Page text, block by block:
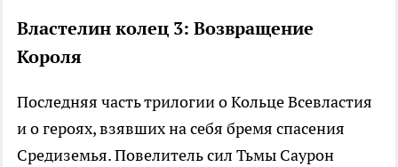
Властелин колец 3: Возвращение
Короля
Последняя часть трилогии о Кольце Всевластия
и о героях, взявших на себя бремя спасения
Средиземья. Повелитель сил Тьмы Саурон